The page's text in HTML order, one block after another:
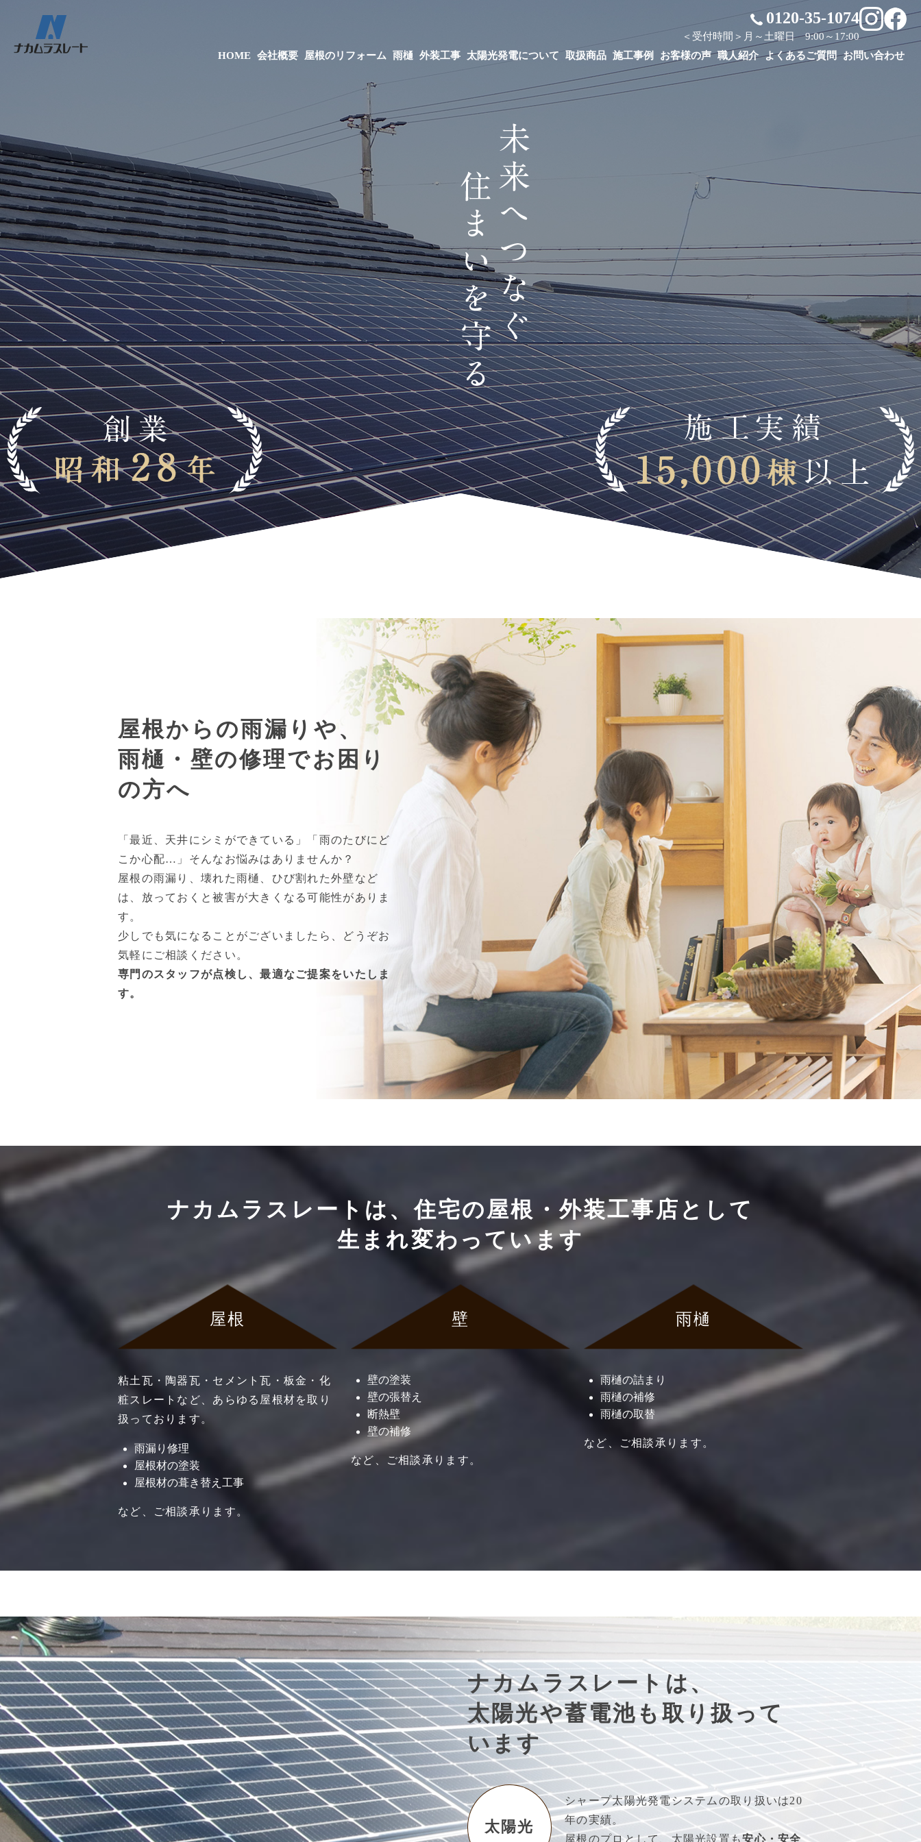
HOME 会社概要 屋根のリフォーム 雨樋 外装工事 太陽光発電について 取扱商品 施工事例 お客様の声 職人紹介 よくあるご質問 お問い合わせ
0120-35-1074
＜受付時間＞月～土曜日 9:00～17:00
屋根からの雨漏りや、
雨樋・壁の修理でお困り
の方へ
「最近、天井にシミができている」「雨のたびにど
こか心配…」そんなお悩みはありませんか？
屋根の雨漏り、壊れた雨樋、ひび割れた外壁など
は、放っておくと被害が大きくなる可能性がありま
す。
少しでも気になることがございましたら、どうぞお
気軽にご相談ください。
専門のスタッフが点検し、最適なご提案をいたしま
す。
ナカムラスレートは、住宅の屋根・外装工事店として
生まれ変わっています
屋根
粘土瓦・陶器瓦・セメント瓦・板金・化
粧スレートなど、あらゆる屋根材を取り
扱っております。
雨漏り修理
屋根材の塗装
屋根材の葺き替え工事
など、ご相談承ります。
壁
壁の塗装
壁の張替え
断熱壁
壁の補修
など、ご相談承ります。
雨樋
雨樋の詰まり
雨樋の補修
雨樋の取替
など、ご相談承ります。
ナカムラスレートは、
太陽光や蓄電池も取り扱って
います
太陽光
シャープ太陽光発電システムの取り扱いは20
年の実績。
屋根のプロとして、太陽光設置も安心・安全